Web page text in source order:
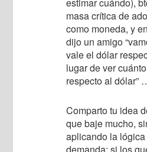
masa crítica de
como moneda, y
dijo un amigo
vale el dólar
lugar de ver
respecto al dólar”
Comparto tu idea
que baje mucho,
aplicando la
demanda: si los